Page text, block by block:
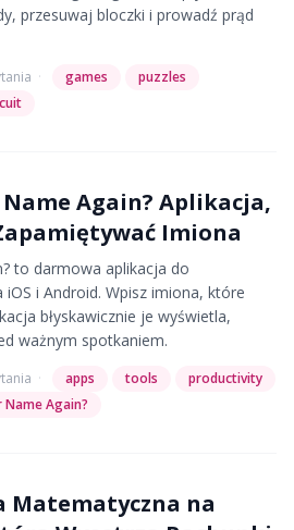
przesuwaj bloczki i prowadź prąd
· games
puzzles
Again? Aplikacja,
Imiona
to darmowa aplikacja do
i Android. Wpisz imiona, które
błyskawicznie je wyświetla,
ważnym spotkaniem.
· apps tools
productivity
Again?
Matematyczna na